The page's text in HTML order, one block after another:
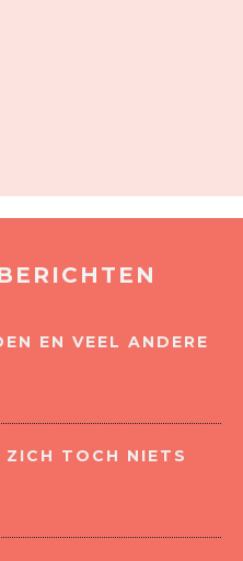
EN VEEL ANDERE
ZICH TOCH NIETS